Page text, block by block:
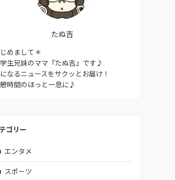
たぬ吉
めまして＊
生兄妹のママ『たぬ吉』です♪
なるニュースをサクッとお届け！
時間のほっと一息に♪
ゴリー
エンタメ
スポーツ